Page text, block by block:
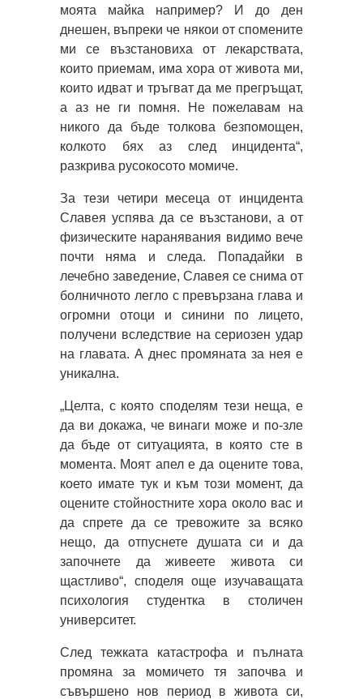
моята майка например? И до ден
днешен, въпреки че някои от спомените
ми се възстановиха от лекарствата,
които приемам, има хора от живота ми,
които идват и тръгват да ме прегръщат,
а аз не ги помня. Не пожелавам на
никого да бъде толкова безпомощен,
колкото бях аз след инцидента“,
разкрива русокосото момиче.
За тези четири месеца от инцидента
Славея успява да се възстанови, а от
физическите наранявания видимо вече
почти няма и следа. Попадайки в
лечебно заведение, Славея се снима от
болничното легло с превързана глава и
огромни отоци и синини по лицето,
получени вследствие на сериозен удар
на главата. А днес промяната за нея е
уникална.
„Целта, с която споделям тези неща, е
да ви докажа, че винаги може и по-зле
да бъде от ситуацията, в която сте в
момента. Моят апел е да оцените това,
което имате тук и към този момент, да
оцените стойностните хора около вас и
да спрете да се тревожите за всяко
нещо, да отпуснете душата си и да
започнете да живеете живота си
щастливо“, споделя още изучаващата
психология студентка в столичен
университет.
След тежката катастрофа и пълната
промяна за момичето тя започва и
съвършено нов период в живота си,